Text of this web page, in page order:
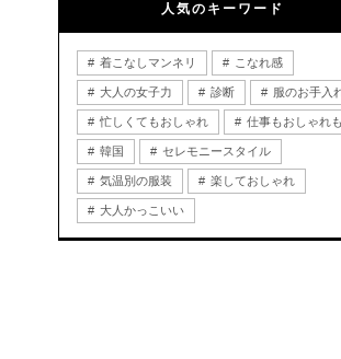
人気のキーワード
着こなしマンネリ こなれ感
大人の女子力 診断 服のお手入
忙しくてもおしゃれ 仕事もおしゃれも
韓国 セレモニースタイル
気温別の服装 楽しておしゃれ
大人かっこいい